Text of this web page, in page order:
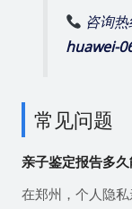
咨询热
huawei-
常见问题
亲子鉴定报告多久
在郑州，个人隐